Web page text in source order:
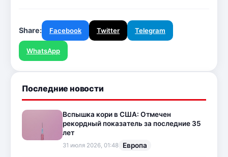
Share: Facebook Twitter Telegram
WhatsApp
Последние новости
Вспышка кори в США: Отмечен
рекордный показатель за последние 35
лет
31 июля 2026, 01:48 Европа